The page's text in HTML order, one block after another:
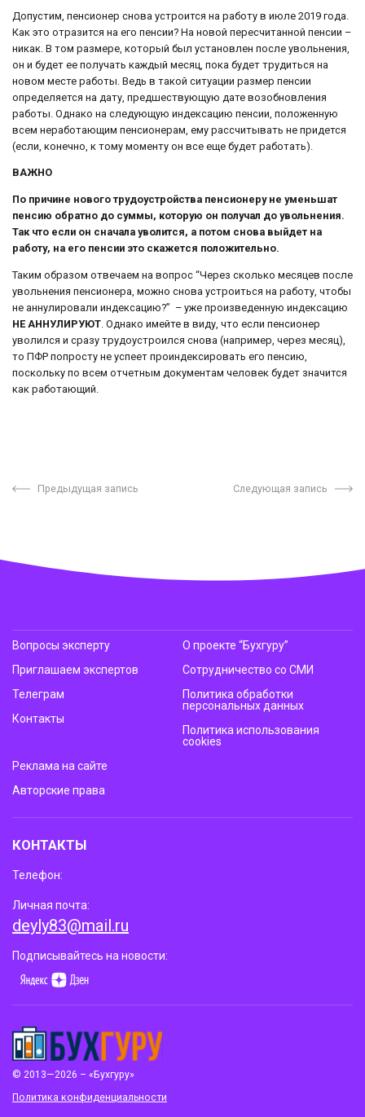
Допустим, пенсионер снова устроится на работу в июле 2019 года.
Как это отразится на его пенсии? На новой пересчитанной пенсии –
никак. В том размере, который был установлен после увольнения,
он и будет ее получать каждый месяц, пока будет трудиться на
новом месте работы. Ведь в такой ситуации размер пенсии
определяется на дату, предшествующую дате возобновления
работы. Однако на следующую индексацию пенсии, положенную
всем неработающим пенсионерам, ему рассчитывать не придется
(если, конечно, к тому моменту он все еще будет работать).
ВАЖНО
По причине нового трудоустройства пенсионеру не уменьшат
пенсию обратно до суммы, которую он получал до увольнения.
Так что если он сначала уволится, а потом снова выйдет на
работу, на его пенсии это скажется положительно.
Таким образом отвечаем на вопрос “Через сколько месяцев после
увольнения пенсионера, можно снова устроиться на работу, чтобы
не аннулировали индексацию?” – уже произведенную индексацию
НЕ АННУЛИРУЮТ. Однако имейте в виду, что если пенсионер
уволился и сразу трудоустроился снова (например, через месяц),
то ПФР попросту не успеет проиндексировать его пенсию,
поскольку по всем отчетным документам человек будет значится
как работающий.
Предыдущая запись Следующая запись
© 2013—2026 – «Бухгуру»
Политика конфиденциальности
Вопросы эксперту
Приглашаем экспертов
Телеграм
Контакты
О проекте “Бухгуру”
Сотрудничество со СМИ
Политика обработки
персональных данных
Политика использования
cookies
Реклама на сайте
Авторские права
КОНТАКТЫ
Телефон:
Личная почта:
deyly83@mail.ru
Подписывайтесь на новости: